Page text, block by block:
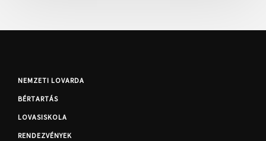
NEMZETI LOVARDA
BÉRTARTÁS
LOVASISKOLA
RENDEZVÉNYEK